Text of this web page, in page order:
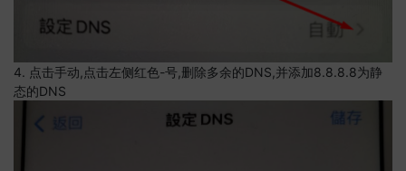
4. 点击手动,点击左侧红色-号,删除多余的DNS,并添加8.8.8.8为静
态的DNS